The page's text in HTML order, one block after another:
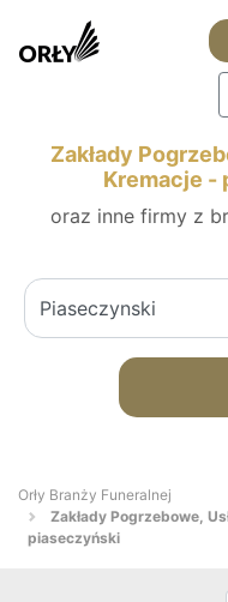
Zakłady
Kremacje -
oraz inne firmy z
Orły Branży Funeralnej
Zakłady Pogrzebowe,
piaseczyński